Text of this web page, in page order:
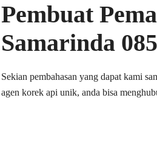
Pembuat
Samarinda
Sekian pembahasan yang dapat kami
agen korek api unik, anda bisa